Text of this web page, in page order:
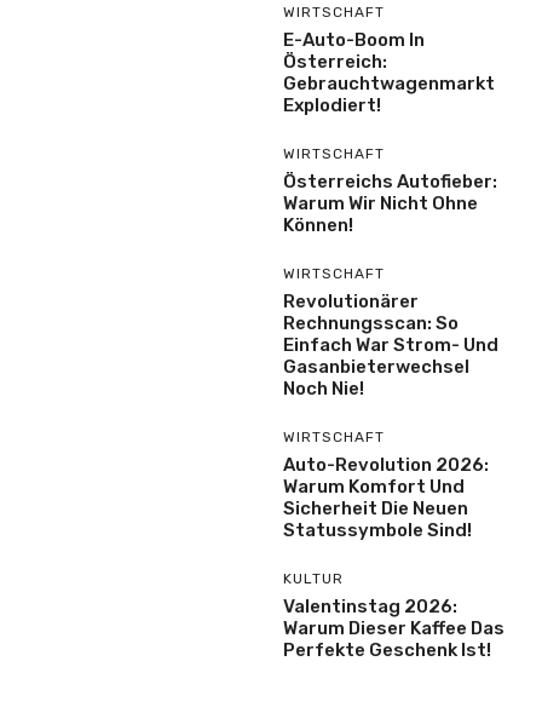
WIRTSCHAFT
E-Auto-Boom In
Österreich:
Gebrauchtwagenmarkt
Explodiert!
WIRTSCHAFT
Österreichs Autofieber:
Warum Wir Nicht Ohne
Können!
WIRTSCHAFT
Revolutionärer
Rechnungsscan: So
Einfach War Strom- Und
Gasanbieterwechsel
Noch Nie!
WIRTSCHAFT
Auto-Revolution 2026:
Warum Komfort Und
Sicherheit Die Neuen
Statussymbole Sind!
KULTUR
Valentinstag 2026:
Warum Dieser Kaffee Das
Perfekte Geschenk Ist!